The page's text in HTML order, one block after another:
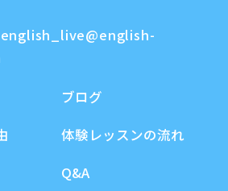
english_live@english-
ブログ
体験レッスンの流れ
Q&A